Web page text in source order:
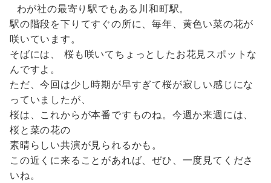
わが社の最寄り駅でもある川和町駅。
駅の階段を下りてすぐの所に、毎年、黄色い菜の花が
咲いています。
そばには、
桜も咲いてちょっとしたお花見スポットな
んですよ。
ただ、今回は少し時期が早すぎて桜が寂しい感じにな
っていましたが、
桜は、これからが本番ですものね。今週か来週には、
桜と菜の花の
素晴らしい共演が見られるかも。
この近くに来ることがあれば、ぜひ、一度見てくださ
いね。